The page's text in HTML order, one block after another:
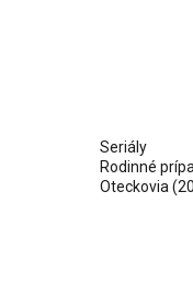
Seriály
Rodinné
Oteckovia